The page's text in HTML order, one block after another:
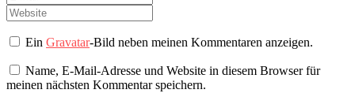
EinGravatar-Bild neben meinen Kommentaren anzeigen.
Name, E-Mail-Adresse und Website in diesem Browser für
meinen nächsten Kommentar speichern.